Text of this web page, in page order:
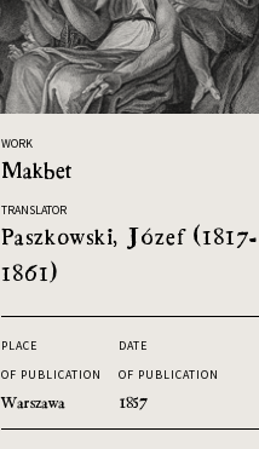
WORK
Makbet
TRANSLATOR
Paszkowski, Józef (1817-
1861)
PLACE
OF PUBLICATION
Warszawa
DATE
OF PUBLICATION
1857